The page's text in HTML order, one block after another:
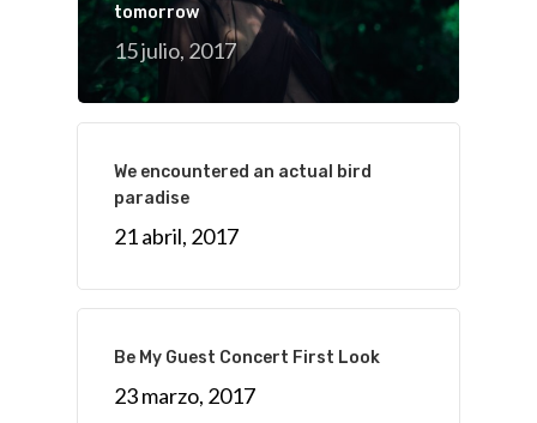
tomorrow
15 julio, 2017
We encountered an actual bird
paradise
21 abril, 2017
Be My Guest Concert First Look
23 marzo, 2017